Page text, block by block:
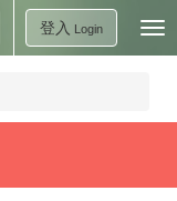
登入 Login